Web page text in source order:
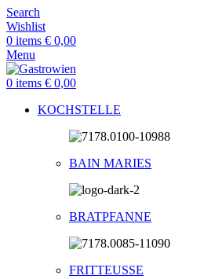
Search
Wishlist
0 items € 0,00
Menu
0 items € 0,00
KOCHSTELLE
BAIN MARIES
BRATPFANNE
FRITTEUSSE